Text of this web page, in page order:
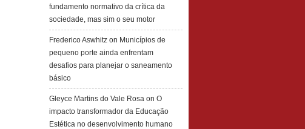
fundamento normativo da crítica da
sociedade, mas sim o seu motor
Frederico Aswhitz on Municípios de
pequeno porte ainda enfrentam
desafios para planejar o saneamento
básico
Gleyce Martins do Vale Rosa on O
impacto transformador da Educação
Estética no desenvolvimento humano